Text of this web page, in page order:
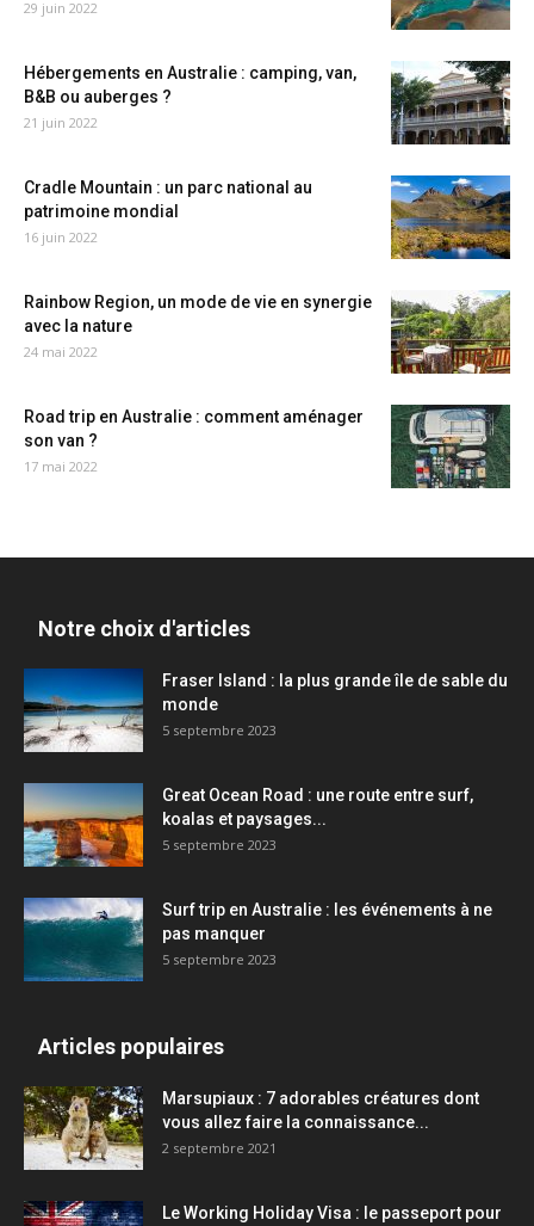
29 juin 2022
Hébergements en Australie : camping, van,
B&B ou auberges ?
21 juin 2022
Cradle Mountain : un parc national au
patrimoine mondial
16 juin 2022
Rainbow Region, un mode de vie en synergie
avec la nature
24 mai 2022
Road trip en Australie : comment aménager
son van ?
17 mai 2022
Notre choix d'articles
Fraser Island : la plus grande île de sable du
monde
5 septembre 2023
Great Ocean Road : une route entre surf,
koalas et paysages...
5 septembre 2023
Surf trip en Australie : les événements à ne
pas manquer
5 septembre 2023
Articles populaires
Marsupiaux : 7 adorables créatures dont
vous allez faire la connaissance...
2 septembre 2021
Le Working Holiday Visa : le passeport pour